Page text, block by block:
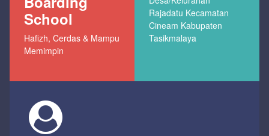
School
Hafizh, Cerdas & Mampu
Memimpin
Rajadatu Kecamatan
Cineam Kabupaten
Tasikmalaya